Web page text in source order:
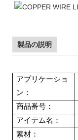
製品の説明
アプリケーショ
ン：
商品番号：
アイテム名：
素材：